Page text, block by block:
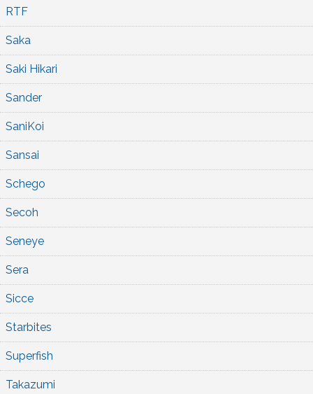
RTF
Saka
Saki Hikari
Sander
SaniKoi
Sansai
Schego
Secoh
Seneye
Sera
Sicce
Starbites
Superfish
Takazumi